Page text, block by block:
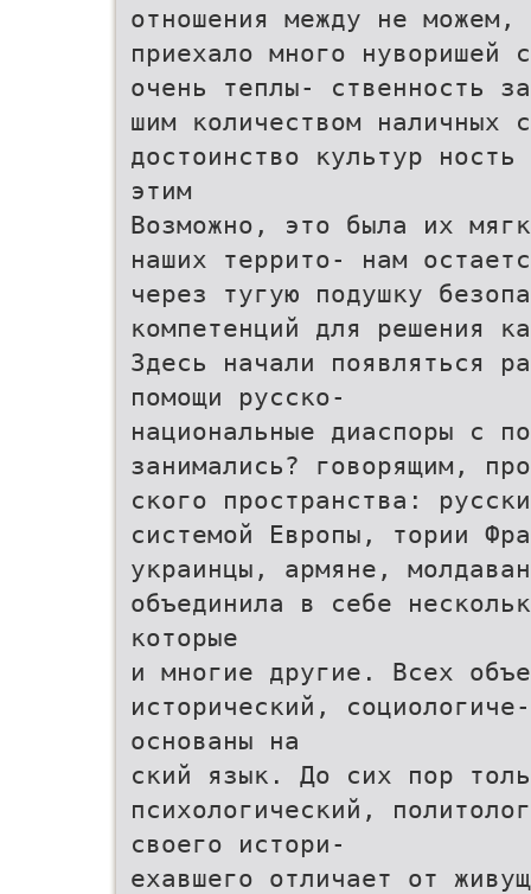
отношения между не
приехало много нуворишей
очень теплы- ственность
шим количеством наличных
достоинство культур
этим
Возможно, это была их
наших террито- нам
через тугую подушку
компетенций для решения
Здесь начали появляться
помощи русско-
национальные диаспоры с
занимались? говорящим,
ского пространства:
системой Европы, тории
украинцы, армяне,
объединила в себе
которые
и многие другие. Всех
исторический,
основаны на
ский язык. До сих пор
психологический,
своего истори-
ехавшего отличает от